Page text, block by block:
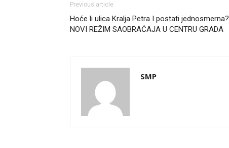
Previous article
Hoće li ulica Kralja Petra I postati jednosmerna?
NOVI REŽIM SAOBRAĆAJA U CENTRU GRADA
SMP